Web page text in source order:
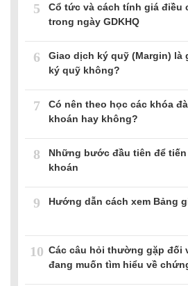
5
Cổ tức và cách tính giá điều
trong ngày GDKHQ
6
Giao dịch ký quỹ (Margin) là
ký quỹ không?
7
Có nên theo học các khóa
khoán hay không?
8
Những bước đầu tiên để
khoán
9 Hướng dẫn cách xem Bảng
10 Các câu hỏi thường gặp
đang muốn tìm hiểu về